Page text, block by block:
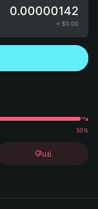
0.00000142
≈ $0.00
50%
แย่